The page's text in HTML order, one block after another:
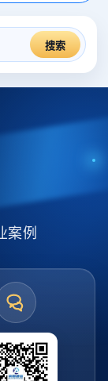
搜索
案例